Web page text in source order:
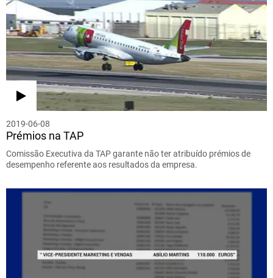
2019-06-08
Prémios na TAP
Comissão Executiva da TAP garante não ter atribuído prémios de
desempenho referente aos resultados da empresa.